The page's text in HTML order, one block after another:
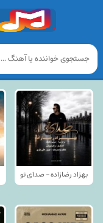
بهزاد رضازاده - صدای تو